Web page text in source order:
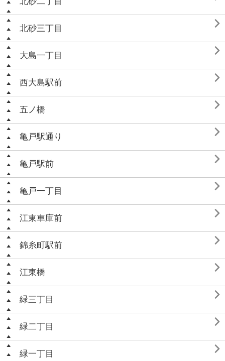
北砂三丁目 
大島一丁目 
西大島駅前 
五ノ橋 
亀戸駅通り 
亀戸駅前 
亀戸一丁目 
江東車庫前 
錦糸町駅前 
江東橋 
緑三丁目 
緑二丁目 
緑一丁目 